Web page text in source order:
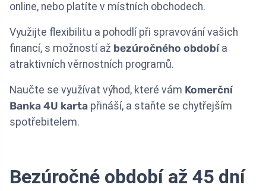
online, nebo platíte v místních obchodech.
Využijte flexibilitu a pohodlí při spravování vašich
financí, s možností až bezúročného obdobía
atraktivních věrnostních programů.
Naučte se využívat výhod, které vám Komerční
Banka 4U karta přináší, a staňte se chytřejším
spotřebitelem.
Bezúročné období až 45 dní